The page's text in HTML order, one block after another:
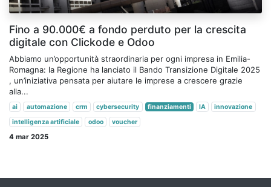
Fino a 90.000€ a fondo perduto per la crescita
digitale con Clickode e Odoo
Abbiamo un’opportunità straordinaria per ogni impresa in Emilia-
Romagna: la Regione ha lanciato il Bando Transizione Digitale 2025
, un’iniziativa pensata per aiutare le imprese a crescere grazie
alla...
ai automazione crm cybersecurity finanziamenti IA
innovazione
intelligenza artificiale
odoo voucher
4 mar 2025